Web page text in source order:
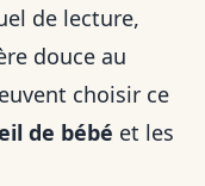
de lecture,
douce au
choisir ce
de bébé et les